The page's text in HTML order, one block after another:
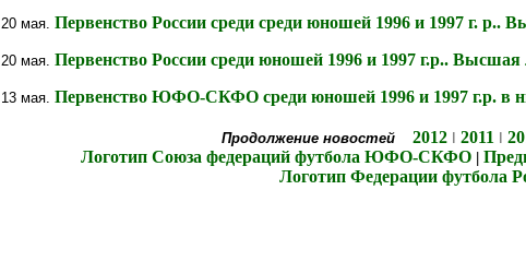
20 мая. Первенство России среди среди юношей 1996 и 1997 г.
20 мая. Первенство России среди юношей 1996 и 1997 г.р..
13 мая. Первенство ЮФО-СКФО среди юношей 1996 и 1997 г.р. в
Продолжение новостей 2012 2011
Логотип Союза федераций футбола ЮФО-СКФО
Логотип Федерации футбола